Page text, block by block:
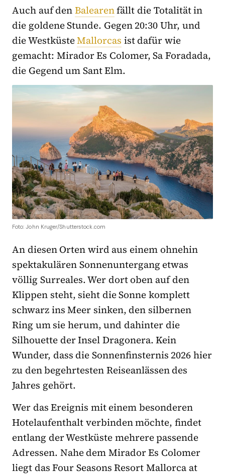
Auch auf denBalearenfällt die Totalität in
die goldene Stunde. Gegen 20:30 Uhr, und
die WestküsteMallorcas ist dafür wie
gemacht: Mirador Es Colomer, Sa Foradada,
die Gegend um Sant Elm.
Foto: John Kruger/Shutterstock.com
An diesen Orten wird aus einem ohnehin
spektakulären Sonnenuntergang etwas
völlig Surreales.Wer dort oben auf den
Klippen steht, sieht die Sonne komplett
schwarz ins Meer sinken, den silbernen
Ring um sie herum, und dahinter die
Silhouette der Insel Dragonera. Kein
Wunder, dass die Sonnenfinsternis 2026 hier
zu den begehrtesten Reiseanlässen des
Jahres gehört.
Wer das Ereignis mit einem besonderen
Hotelaufenthalt verbinden möchte, findet
entlang der Westküste mehrere passende
Adressen. Nahe dem Mirador Es Colomer
liegt das Four Seasons Resort Mallorca at